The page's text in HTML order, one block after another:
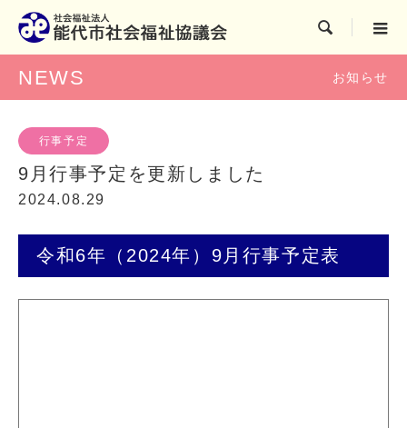

NEWS お知らせ
行事予定
9月行事予定を更新しました
2024.08.29
令和6年（2024年）9月行事予定表